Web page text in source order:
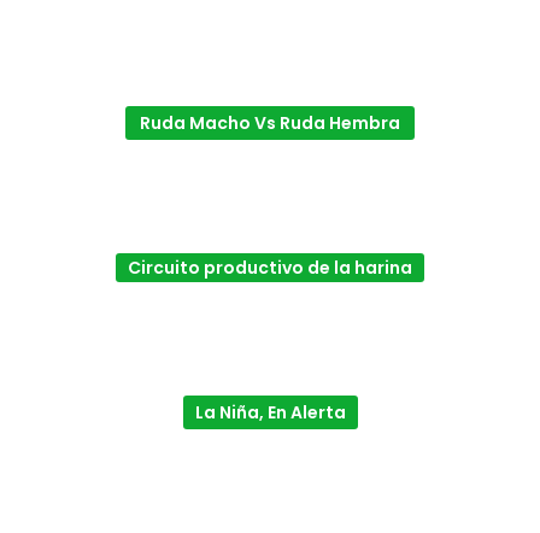
Ruda Macho Vs Ruda Hembra
Circuito productivo de la harina
La Niña, En Alerta